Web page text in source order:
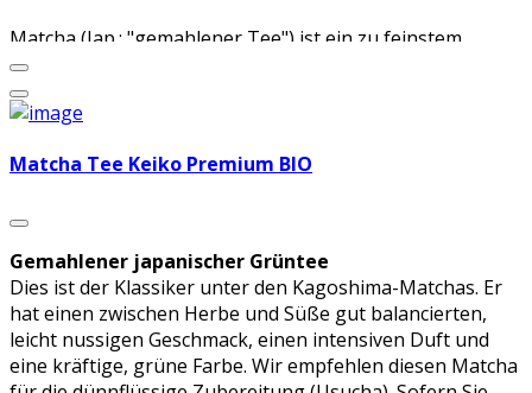
Matcha (Jap.: "gemahlener Tee") ist ein zu feinstem
Pulver vermahlener Grüntee, der in der japanischen
Teezeremonie verwendet wird. Er hat eine intensiv grüne
Farbe, schmeckt leicht herb und enthält viel Katechine,
vorgesehene Grüntee (Tencha) wird von Teesträuchern
beschattet werden. Dadurch entsteht ein extrem
an natürlichen Aminosäuren ist. Matcha hat einen
lieblichen, süßlichen Geschmack. Nach der Ernte werden
die Teeblätter gedämpft und getrocknet, und
anschließend in Steinmühlen zu feinem Pulver gemahlen.
Matcha Tee Keiko Premium BIO
Gemahlener japanischer Grüntee
Dies ist der Klassiker unter den Kagoshima-Matchas. Er
hat einen zwischen Herbe und Süße gut balancierten,
leicht nussigen Geschmack, einen intensiven Duft und
eine kräftige, grüne Farbe. Wir empfehlen diesen Matcha